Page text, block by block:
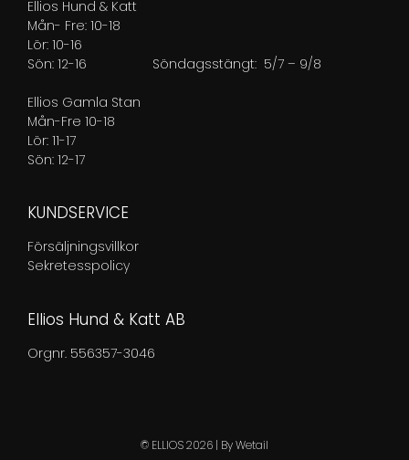
Ellios Hund & Katt
Mån- Fre: 10-18
Lör: 10-16
Sön: 12-16 Söndagsstängt: 5/7 – 9/8
Ellios Gamla Stan
Mån-Fre 10-18
Lör: 11-17
Sön: 12-17
KUNDSERVICE
Försäljningsvillkor
Sekretesspolicy
Ellios Hund & Katt AB
Orgnr. 556357-3046
© ELLIOS 2026 | ByWetail